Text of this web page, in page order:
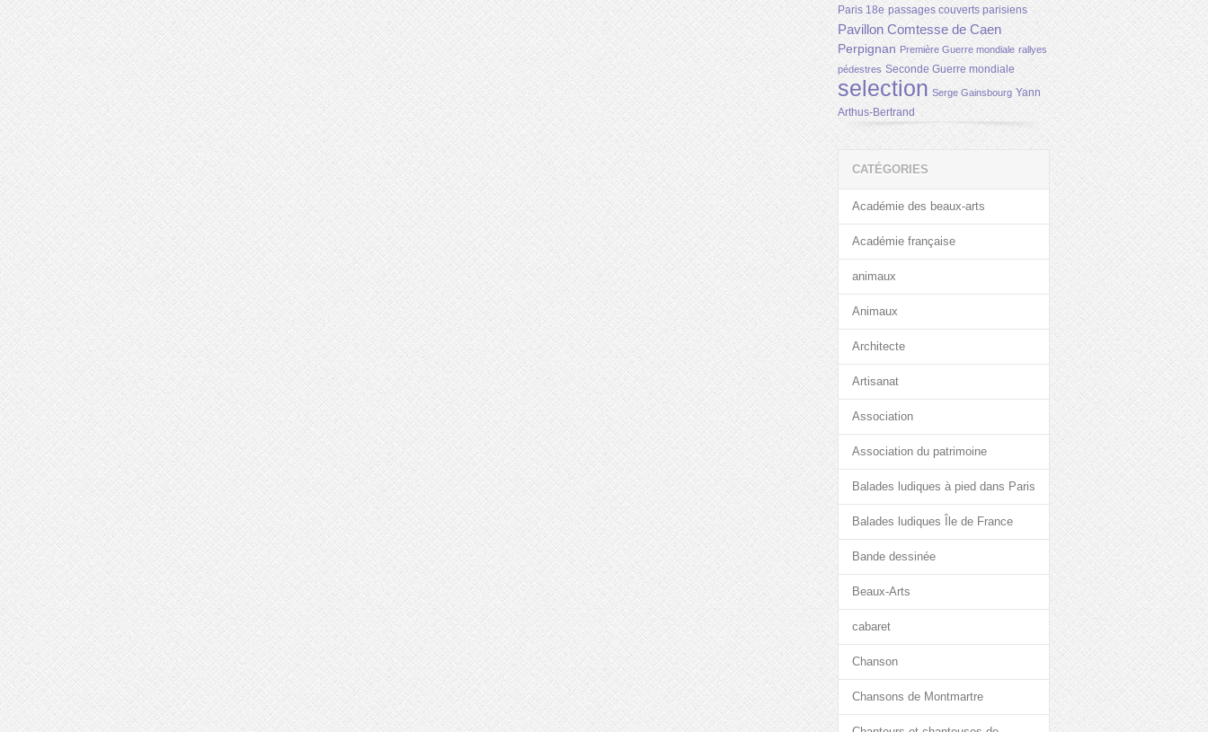
Paris 18e passages couverts parisiens
Pavillon Comtesse de Caen
Perpignan Première Guerre mondiale rallyes
pédestres Seconde Guerre mondiale
selection Serge Gainsbourg Yann
Arthus-Bertrand
CATÉGORIES
Académie des beaux-arts
Académie française
animaux
Animaux
Architecte
Artisanat
Association
Association du patrimoine
Balades ludiques à pied dans Paris
Balades ludiques Île de France
Bande dessinée
Beaux-Arts
cabaret
Chanson
Chansons de Montmartre